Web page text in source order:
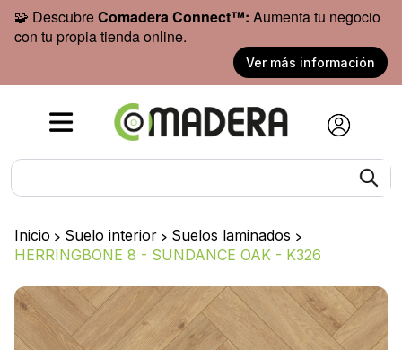
🧩 DescubreComadera Connect™: Aumenta tu negocio
con tu propia tienda online.
Ver más información
Inicio > Suelo interior > Suelos laminados >
HERRINGBONE 8 - SUNDANCE OAK - K326